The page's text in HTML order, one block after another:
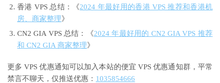
香港 VPS 总结：《2024 年最好用的香港 VPS 推荐和香港机
房、商家整理》
CN2 GIA VPS 总结：《2024 年最好用的 CN2 GIA VPS 推荐
和 CN2 GIA 商家整理》
更多 VPS 优惠通知可以加入本站的便宜 VPS 优惠通知群，平常
禁言不聊天，仅推送优惠： 1035854666